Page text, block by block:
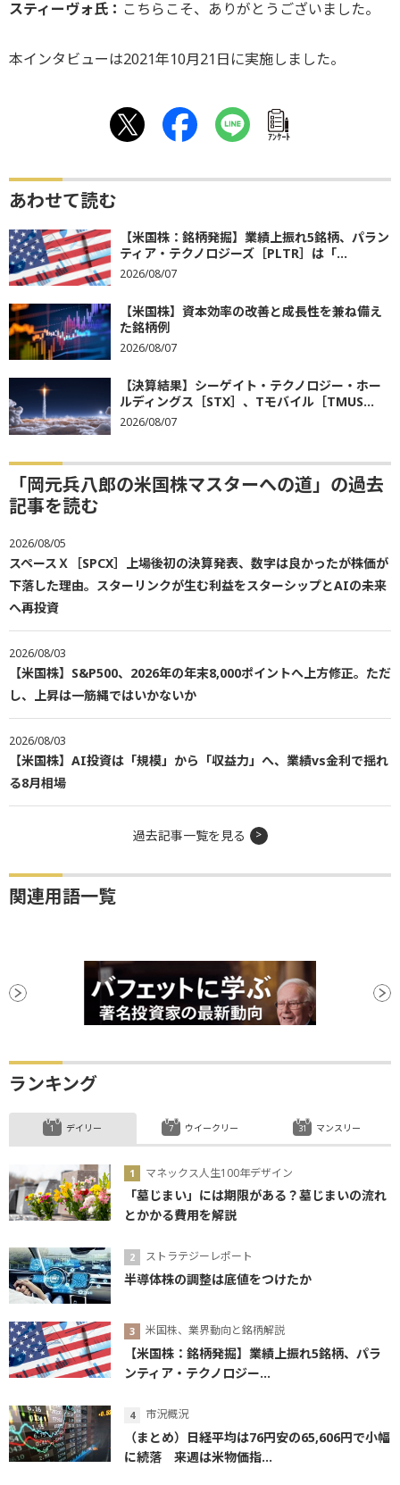
スティーヴォ氏： こちらこそ、ありがとうございました。
本インタビューは2021年10月21日に実施しました。
ｱﾝｹｰﾄ
あわせて読む
【米国株：銘柄発掘】業績上振れ5銘柄、パラン
ティア・テクノロジーズ［PLTR］は「...
2026/08/07
【米国株】資本効率の改善と成長性を兼ね備え
た銘柄例
2026/08/07
【決算結果】シーゲイト・テクノロジー・ホー
ルディングス［STX］、Tモバイル［TMUS...
2026/08/07
「岡元兵八郎の米国株マスターへの道」の過去
記事を読む
2026/08/05
スペースＸ［SPCX］上場後初の決算発表、数字は良かったが株価が
下落した理由。スターリンクが生む利益をスターシップとAIの未来
へ再投資
2026/08/03
【米国株】S&P500、2026年の年末8,000ポイントへ上方修正。ただ
し、上昇は一筋縄ではいかないか
2026/08/03
【米国株】AI投資は「規模」から「収益力」へ、業績vs金利で揺れ
る8月相場
過去記事一覧を見る
関連用語一覧
ランキング
デイリー
マネックス人生100年デザイン
「墓じまい」には期限がある？墓じまいの流れ
とかかる費用を解説
ストラテジーレポート
半導体株の調整は底値をつけたか
米国株、業界動向と銘柄解説
【米国株：銘柄発掘】業績上振れ5銘柄、パラ
ンティア・テクノロジー...
市況概況
（まとめ）日経平均は76円安の65,606円で小幅
に続落 来週は米物価指...
ウイークリー マンスリー